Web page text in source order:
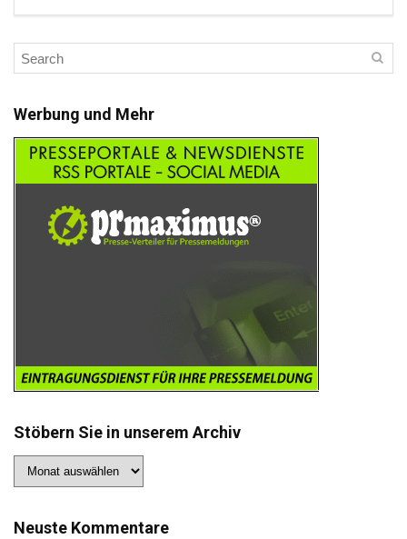
Werbung und Mehr
Stöbern Sie in unserem Archiv
Sie
Archiv
Neuste Kommentare